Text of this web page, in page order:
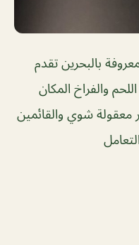
بالبحرين تقدم
والفراخ المكان
معقولة شوي والقائمين